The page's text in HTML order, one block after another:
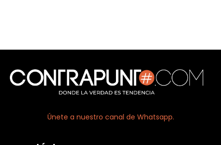
Únete a nuestro canal de Whatsapp.